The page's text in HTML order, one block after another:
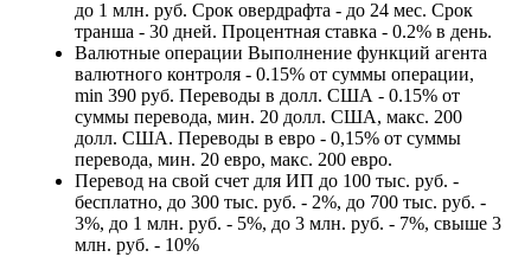
до 1 млн. руб. Срок овердрафта - до 24 мес. Срок
транша - 30 дней. Процентная ставка - 0.2% в день.
Валютные операции Выполнение функций агента
валютного контроля - 0.15% от суммы операции,
min 390 руб. Переводы в долл. США - 0.15% от
суммы перевода, мин. 20 долл. США, макс. 200
долл. США. Переводы в евро - 0,15% от суммы
перевода, мин. 20 евро, макс. 200 евро.
Перевод на свой счет для ИП до 100 тыс. руб. -
бесплатно, до 300 тыс. руб. - 2%, до 700 тыс. руб. -
3%, до 1 млн. руб. - 5%, до 3 млн. руб. - 7%, свыше 3
млн. руб. - 10%